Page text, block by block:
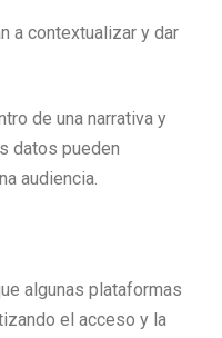
a contextualizar y dar
de una narrativa y
datos pueden
audiencia.
algunas plataformas
el acceso y la